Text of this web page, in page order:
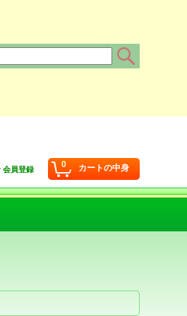
0 カートの中身
会員登録